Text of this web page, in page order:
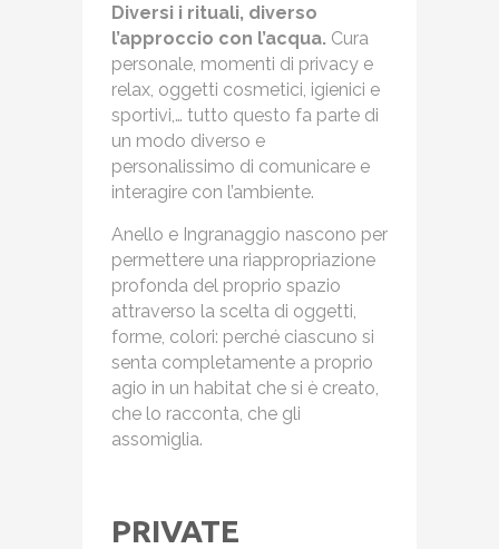
Diversi i rituali, diverso
l’approccio con l’acqua. Cura
personale, momenti di privacy e
relax, oggetti cosmetici, igienici e
sportivi,… tutto questo fa parte di
un modo diverso e
personalissimo di comunicare e
interagire con l’ambiente.
Anello e Ingranaggio nascono per
permettere una riappropriazione
profonda del proprio spazio
attraverso la scelta di oggetti,
forme, colori: perché ciascuno si
senta completamente a proprio
agio in un habitat che si è creato,
che lo racconta, che gli
assomiglia.
PRIVATE